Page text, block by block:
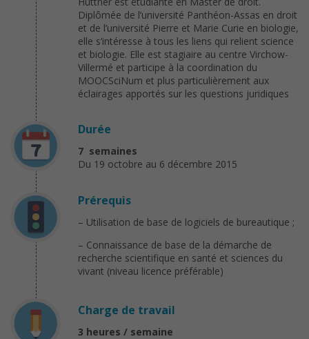
Diplômée de l’université Panthéon-Assas en droit
et de l’université Pierre et Marie Curie en biologie,
elle s’intéresse à tous les liens qui relient science
et biologie. Elle est stagiaire au centre Virchow-
Villermé et participe à la coordination du
MOOCSciNum et plus particulièrement aux
éclairages apportés sur les questions juridiques
Durée
7 semaines
Du 19 octobre au 6 décembre 2015
Prérequis
– Utilisation de base de logiciels de bureautique ;
– Connaissance de base de la démarche de
recherche scientifique en santé et sciences du
vivant (niveau licence préférable)
Charge de travail
3 heures / semaine